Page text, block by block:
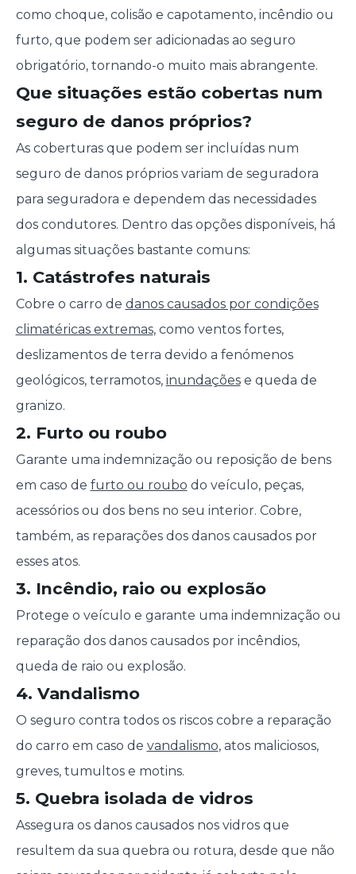
como choque, colisão e capotamento, incêndio ou
furto, que podem ser adicionadas ao seguro
obrigatório, tornando-o muito mais abrangente.
Que situações estão cobertas num
seguro de danos próprios?
As coberturas que podem ser incluídas num
seguro de danos próprios variam de seguradora
para seguradora e dependem das necessidades
dos condutores. Dentro das opções disponíveis, há
algumas situações bastante comuns:
1. Catástrofes naturais
Cobre o carro de danos causados por condições
climatéricas extremas, como ventos fortes,
deslizamentos de terra devido a fenómenos
geológicos, terramotos, inundaçõese queda de
granizo.
2. Furto ou roubo
Garante uma indemnização ou reposição de bens
em caso de furto ou roubo do veículo, peças,
acessórios ou dos bens no seu interior. Cobre,
também, as reparações dos danos causados por
esses atos.
3. Incêndio, raio ou explosão
Protege o veículo e garante uma indemnização ou
reparação dos danos causados por incêndios,
queda de raio ou explosão.
4. Vandalismo
O seguro contra todos os riscos cobre a reparação
do carro em caso de vandalismo, atos maliciosos,
greves, tumultos e motins.
5. Quebra isolada de vidros
Assegura os danos causados nos vidros que
resultem da sua quebra ou rotura, desde que não